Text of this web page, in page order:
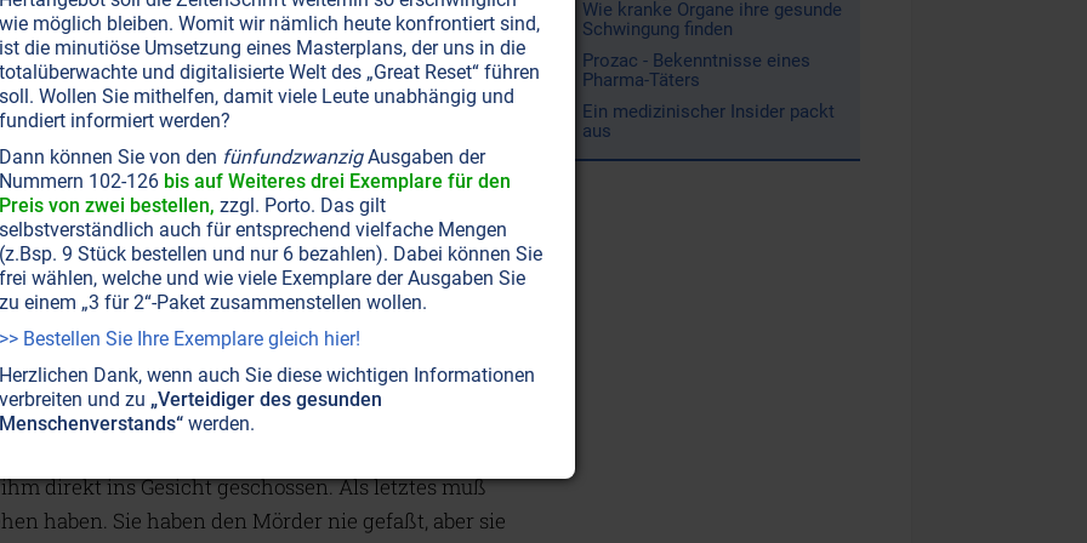
Lust auf Bier stammt wohl ebenso von dem
Interesse an der Rap-Musik. Auch die
Vision von Ben, dem amerikanischen
einfach als Folge von medikamentösen
wie es sein Arzt getan hatte. Bens Frau dankte
den Worten: "Ich bin so froh, daß sie ihn nach
Er ist weit mehr verunsichert, als er zugibt.
Immer wieder das Gesicht Jesu und
ist von höchst irdischer und gewalttätiger Natur:
Polizisten, der beim Versuch, einen
wurde. Seine Witwe wußte sofort, was Bens
direkt in sein Gesicht - genauso ist mein
direkt ins Gesicht geschossen. Als letztes muß
haben. Sie haben den Mörder nie gefaßt, aber sie
Wie kranke Organe ihre gesunde
Schwingung finden
Prozac - Bekenntnisse eines
Pharma-Täters
Ein medizinischer Insider packt
aus
wie möglich bleiben. Womit wir nämlich heute konfrontiert sind,
ist die minutiöse Umsetzung eines Masterplans, der uns in die
totalüberwachte und digitalisierte Welt des „Great Reset“ führen
soll. Wollen Sie mithelfen, damit viele Leute unabhängig und
fundiert informiert werden?
Dann können Sie von den fünfundzwanzigAusgaben der
Nummern 102-126 bis auf Weiteres drei Exemplare für den
Preis von zwei bestellen, zzgl. Porto. Das gilt
selbstverständlich auch für entsprechend vielfache Mengen
(z.Bsp. 9 Stück bestellen und nur 6 bezahlen). Dabei können Sie
frei wählen, welche und wie viele Exemplare der Ausgaben Sie
zu einem „3 für 2“-Paket zusammenstellen wollen.
>> Bestellen Sie Ihre Exemplare gleich hier!
Herzlichen Dank, wenn auch Sie diese wichtigen Informationen
verbreiten und zu „Verteidiger des gesunden
Menschenverstands“werden.